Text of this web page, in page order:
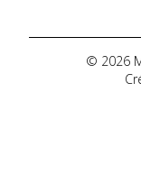
YOUTUBE
POLITIQUE DE
© 2026